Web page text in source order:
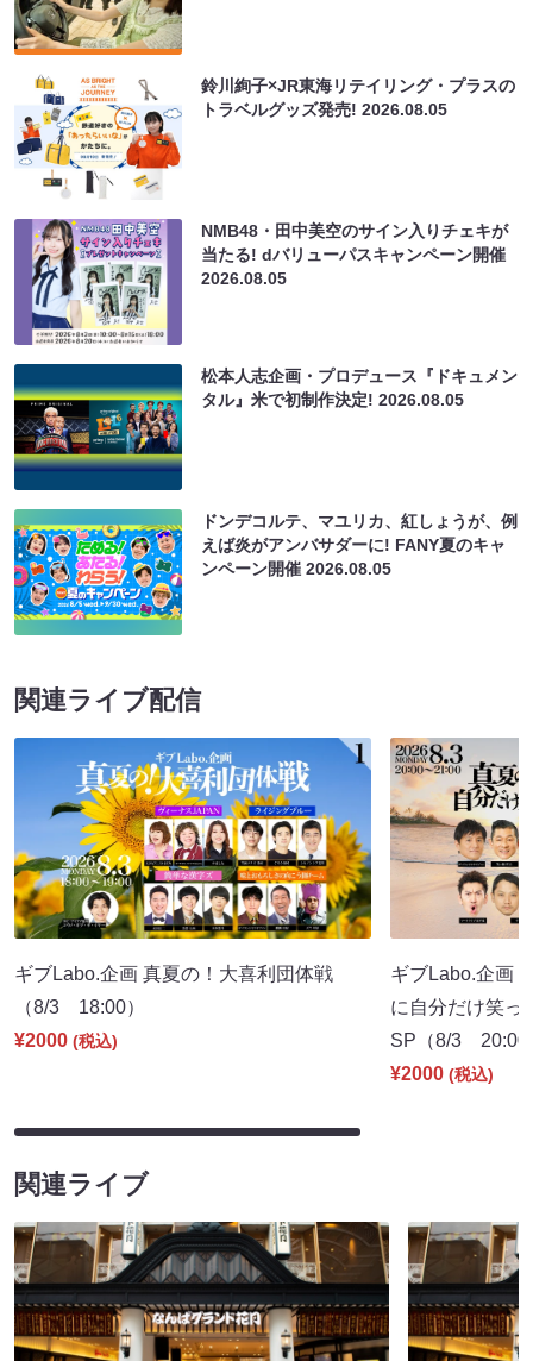
鈴川絢子×JR東海リテイリング・プラスの
トラベルグッズ発売!2026.08.05
NMB48・田中美空のサイン入りチェキが
当たる! dバリューパスキャンペーン開催
2026.08.05
松本人志企画・プロデュース『ドキュメン
タル』米で初制作決定!2026.08.05
ドンデコルテ、マユリカ、紅しょうが、例
えば炎がアンバサダーに! FANY夏のキャ
ンペーン開催2026.08.05
関連ライブ配信
ギブLabo.企画 真夏の！大喜利団体戦
（8/3 18:00）
¥2000 (税込)
ギブLabo.企画
に自分だけ笑っ
SP（8/3 20:00
¥2000 (税込)
関連ライブ